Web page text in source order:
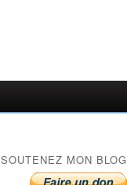
SOUTENEZ MON BLOG